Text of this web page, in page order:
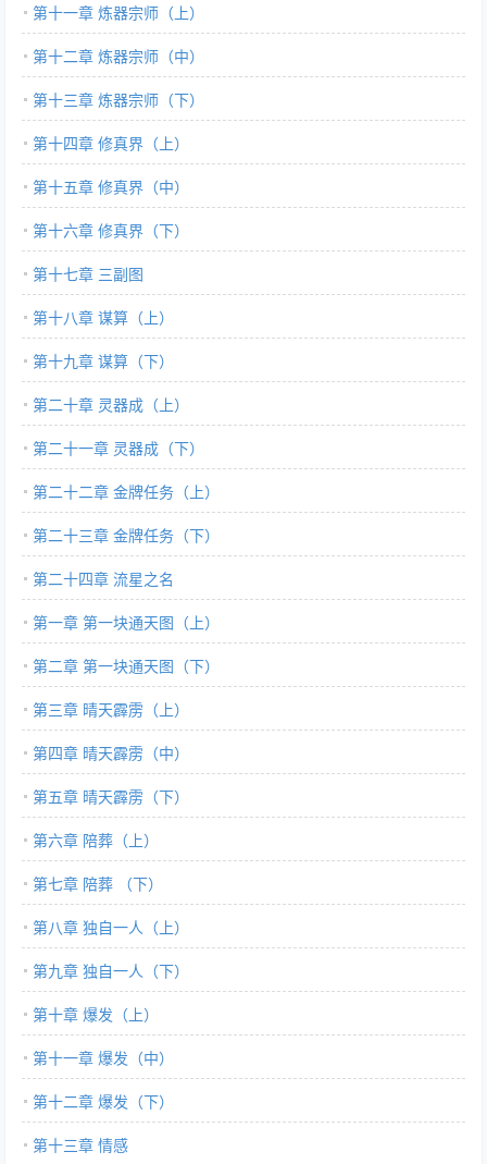
第十一章 炼器宗师（上）
第十二章 炼器宗师（中）
第十三章 炼器宗师（下）
第十四章 修真界（上）
第十五章 修真界（中）
第十六章 修真界（下）
第十七章 三副图
第十八章 谋算（上）
第十九章 谋算（下）
第二十章 灵器成（上）
第二十一章 灵器成（下）
第二十二章 金牌任务（上）
第二十三章 金牌任务（下）
第二十四章 流星之名
第一章 第一块通天图（上）
第二章 第一块通天图（下）
第三章 晴天霹雳（上）
第四章 晴天霹雳（中）
第五章 晴天霹雳（下）
第六章 陪葬（上）
第七章 陪葬 （下）
第八章 独自一人（上）
第九章 独自一人（下）
第十章 爆发（上）
第十一章 爆发（中）
第十二章 爆发（下）
第十三章 情感